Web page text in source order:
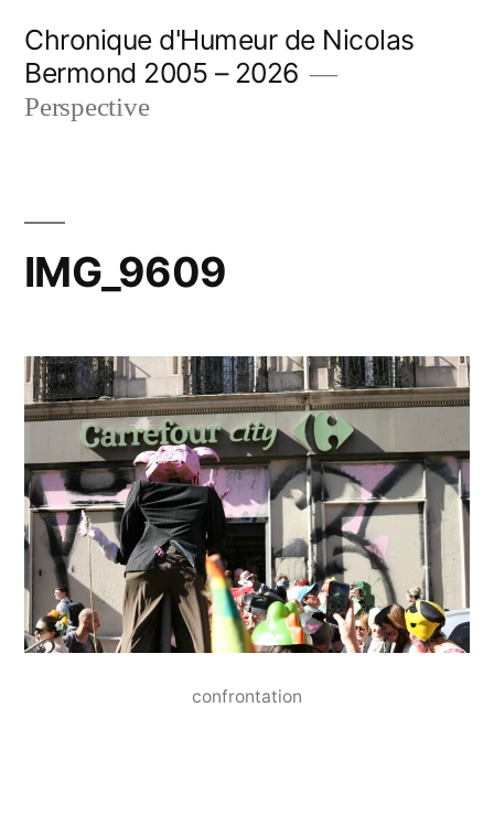
contenu
Chronique d'Humeur de Nicolas
Bermond 2005 – 2026
Perspective
IMG_9609
confrontation